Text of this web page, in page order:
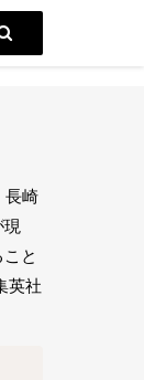
長崎
と
英社